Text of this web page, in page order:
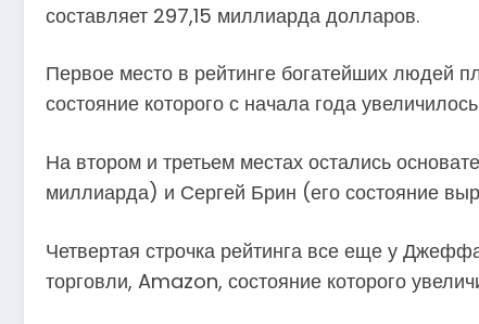
составляет 297,15 миллиарда долларов.
Первое место в рейтинге богатейших людей
состояние которого с начала года
На втором и третьем местах остались
миллиарда) и Сергей Брин (его состояние
Четвертая строчка рейтинга все еще у
торговли, Amazon, состояние которого